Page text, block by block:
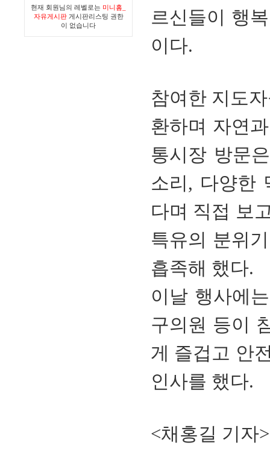
현재 회원님의 레벨로는 미니홈_
자유게시판게시판리스팅 권한
이 없습니다
르신들이 행
이다.
참여한 지도
환하며 자연
통시장 방문
소리, 다양한
다며 직접 보
특유의 분위
흡족해 했다.
이날 행사에
구의원 등이
게 즐겁고 안
인사를 했다.
<채홍길 기자>